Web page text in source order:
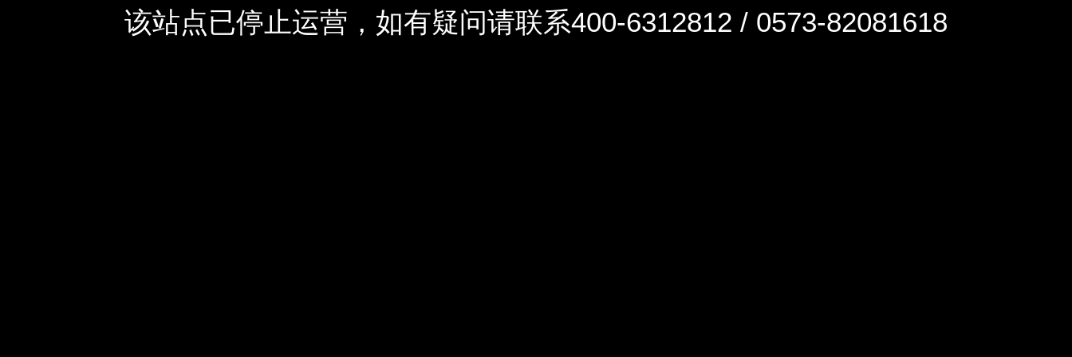
该站点已停止运营，如有疑问请联系400-6312812 / 0573-82081618